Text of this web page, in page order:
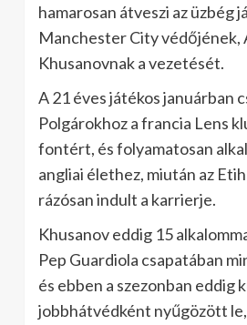
hamarosan átveszi az üzbég
Manchester City védőjének,
Khusanovnak a vezetését.
A 21 éves játékos januárban
Polgárokhoz a francia Lens
fontért, és folyamatosan
angliai élethez, miután az
rázósan indult a karrierje.
Khusanov eddig 15
Pep Guardiola csapatában
és ebben a szezonban eddig
jobbhátvédként nyűgözött